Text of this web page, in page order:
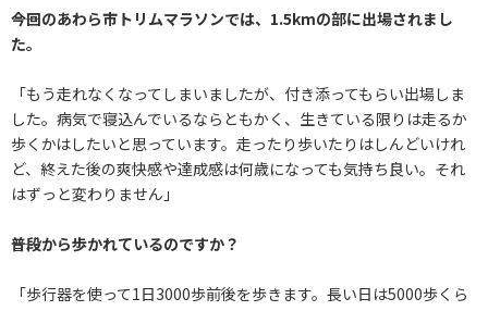
――今回のあわら市トリムマラソンでは、1.5kmの部に出場されまし
た。
「もう走れなくなってしまいましたが、付き添ってもらい出場しま
した。病気で寝込んでいるならともかく、生きている限りは走るか
歩くかはしたいと思っています。走ったり歩いたりはしんどいけれ
ど、終えた後の爽快感や達成感は何歳になっても気持ち良い。それ
はずっと変わりません」
――普段から歩かれているのですか？
「歩行器を使って1日3000歩前後を歩きます。長い日は5000歩くら